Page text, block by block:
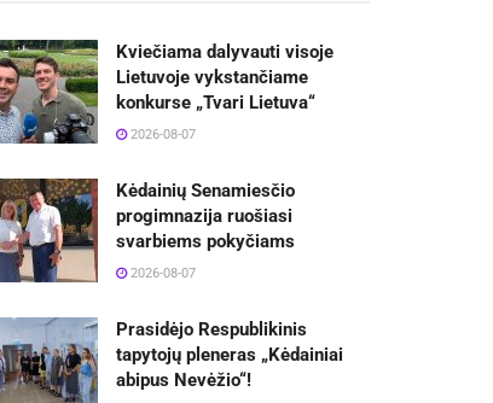
Kviečiama dalyvauti visoje
Lietuvoje vykstančiame
konkurse „Tvari Lietuva“
2026-08-07
Kėdainių Senamiesčio
progimnazija ruošiasi
svarbiems pokyčiams
2026-08-07
Prasidėjo Respublikinis
tapytojų pleneras „Kėdainiai
abipus Nevėžio“!